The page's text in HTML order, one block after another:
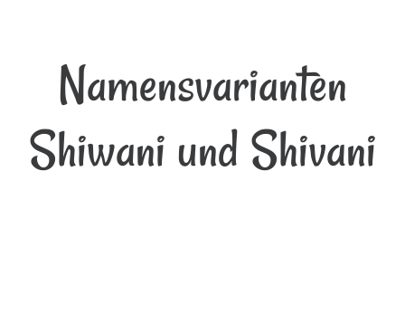
Namensvarianten
Shiwani und Shivani